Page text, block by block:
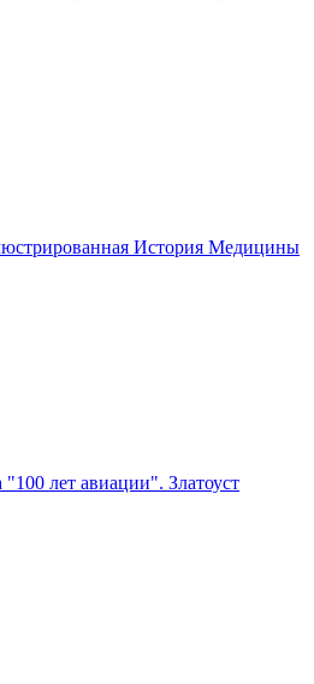
История Медицины
лет авиации". Златоуст